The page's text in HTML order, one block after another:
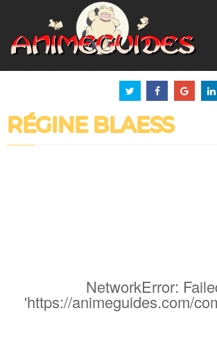
RÉGINE BLAESS
NetworkError:
'https://animeguides.com/
Panneau de gestion des cookies